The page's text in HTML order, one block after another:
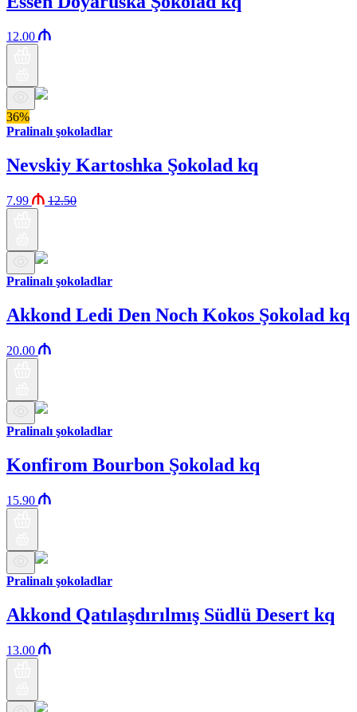
12.00
36%
Pralinalı şokoladlar
Nevskiy Kartoshka Şokolad kq
7.99 12.50
Pralinalı şokoladlar
Akkond Ledi Den Noch Kokos Şokolad kq
20.00
Pralinalı şokoladlar
Konfirom Bourbon Şokolad kq
15.90
Pralinalı şokoladlar
Akkond Qatılaşdırılmış Südlü Desert kq
13.00